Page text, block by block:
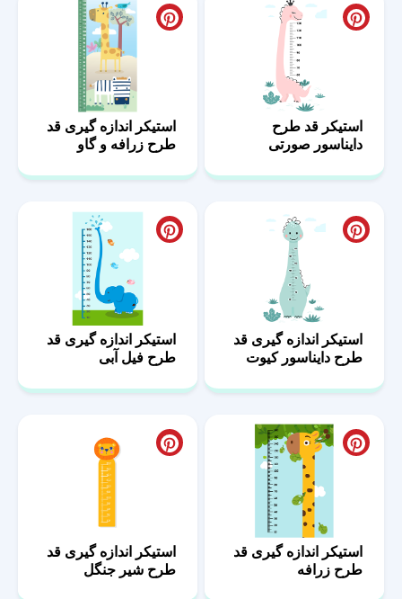
استیکر قد طرح
دایناسور صورتی
استیکر اندازه گیری قد
طرح زرافه و گاو
استیکر اندازه گیری قد
طرح دایناسور کیوت
استیکر اندازه گیری قد
طرح فیل آبی
استیکر اندازه گیری قد
طرح زرافه
استیکر اندازه گیری قد
طرح شیر جنگل